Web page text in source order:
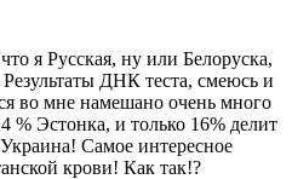
я Русская, ну или Белоруска,
ДНК теста, смеюсь и
во мне намешано очень много
% Эстонка, и только 16% делит
Самое интересное
крови! Как так!?